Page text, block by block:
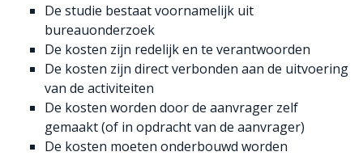
De studie bestaat voornamelijk uit
bureauonderzoek
De kosten zijn redelijk en te verantwoorden
De kosten zijn direct verbonden aan de uitvoering
van de activiteiten
De kosten worden door de aanvrager zelf
gemaakt (of in opdracht van de aanvrager)
De kosten moeten onderbouwd worden